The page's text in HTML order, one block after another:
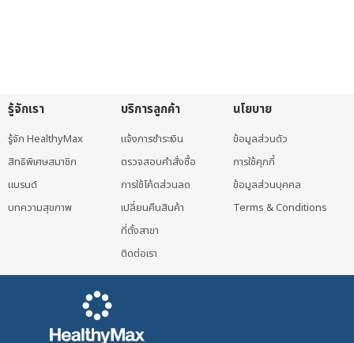
รู้จักเรา
รู้จัก HealthyMax
สิทธิพิเศษสมาชิก
แบรนด์
บทความสุขภาพ
บริการลูกค้า
แจ้งการชำระเงิน
ตรวจสอบคำสั่งซื้อ
การใช้โค้ดส่วนลด
เปลี่ยนคืนสินค้า
ที่ตั้งสาขา
ติดต่อเรา
นโยบาย
ข้อมูลส่วนตัว
การใช้คุกกี้
ข้อมูลส่วนบุคคล
Terms & Conditions